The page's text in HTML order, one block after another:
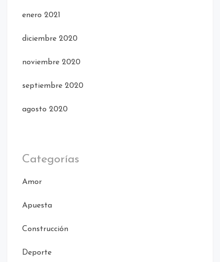
enero 2021
diciembre 2020
noviembre 2020
septiembre 2020
agosto 2020
Categorías
Amor
Apuesta
Construcción
Deporte